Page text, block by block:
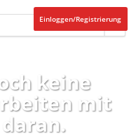
Einloggen/Registrierung
keine
mit